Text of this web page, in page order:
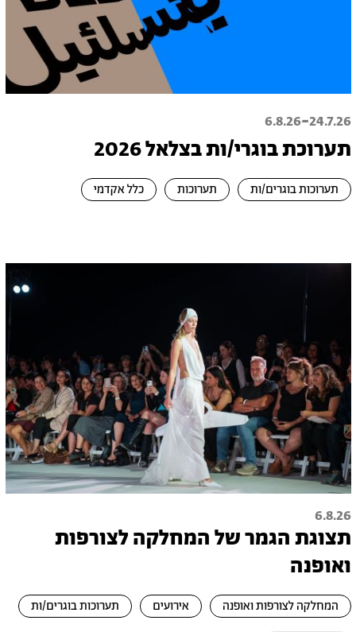
24.7.26
-
6.8.26
תערוכת בוגרי/ות בצלאל 2026
תערוכות בוגרים/ות תערוכות כלל אקדמי
6.8.26
תצוגת הגמר של המחלקה לצורפות
ואופנה
המחלקה לצורפות ואופנה אירועים תערוכות בוגרים/ות